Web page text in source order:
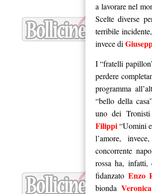
a lavorare nel
Scelte diverse
terribile
invece di
I “fratelli
perdere
programma
“bello della
uno dei
Filippi“Uomini
l’amore, invece,
concorrente
rossa ha, infatti,
fidanzato Enzo
bionda